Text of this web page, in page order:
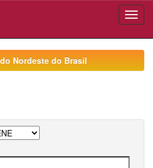
Nordeste do Brasil